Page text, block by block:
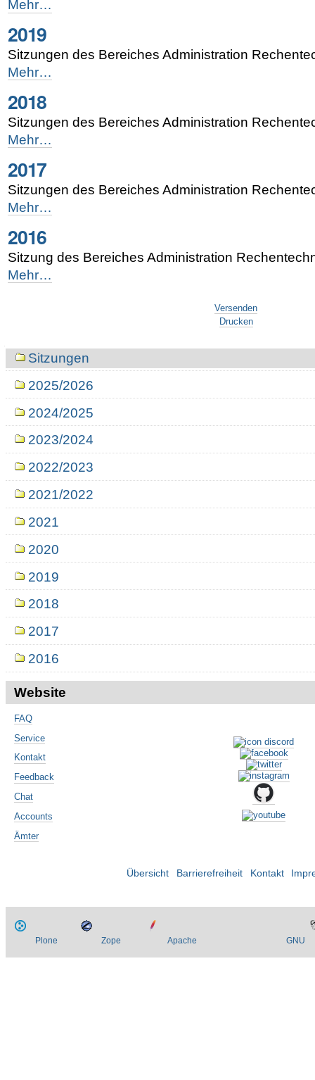
-
Mehr…
2019
Sitzungen des Bereiches Administration
2019
-
Mehr…
2018
Sitzungen des Bereiches Administration
2018
-
Mehr…
2017
Sitzungen des Bereiches Administration
2017
-
Mehr…
2016
Sitzung des Bereiches Administration
2016
-
Mehr…
Versenden
Drucken
NavigationSitzungen
2025/2026
2024/2025
2023/2024
2022/2023
2021/2022
2021
2020
2019
2018
2017
2016
Website
FAQ
Service
Kontakt
Feedback
Chat
Accounts
Ämter
Übersicht Barrierefreiheit Kontakt
Plone Zope Apache GNU